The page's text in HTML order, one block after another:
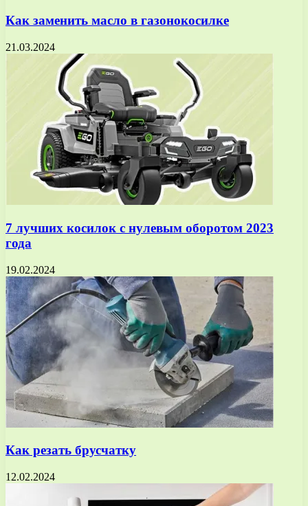
Как заменить масло в газонокосилке
21.03.2024
7 лучших косилок с нулевым оборотом 2023
года
19.02.2024
Как резать брусчатку
12.02.2024